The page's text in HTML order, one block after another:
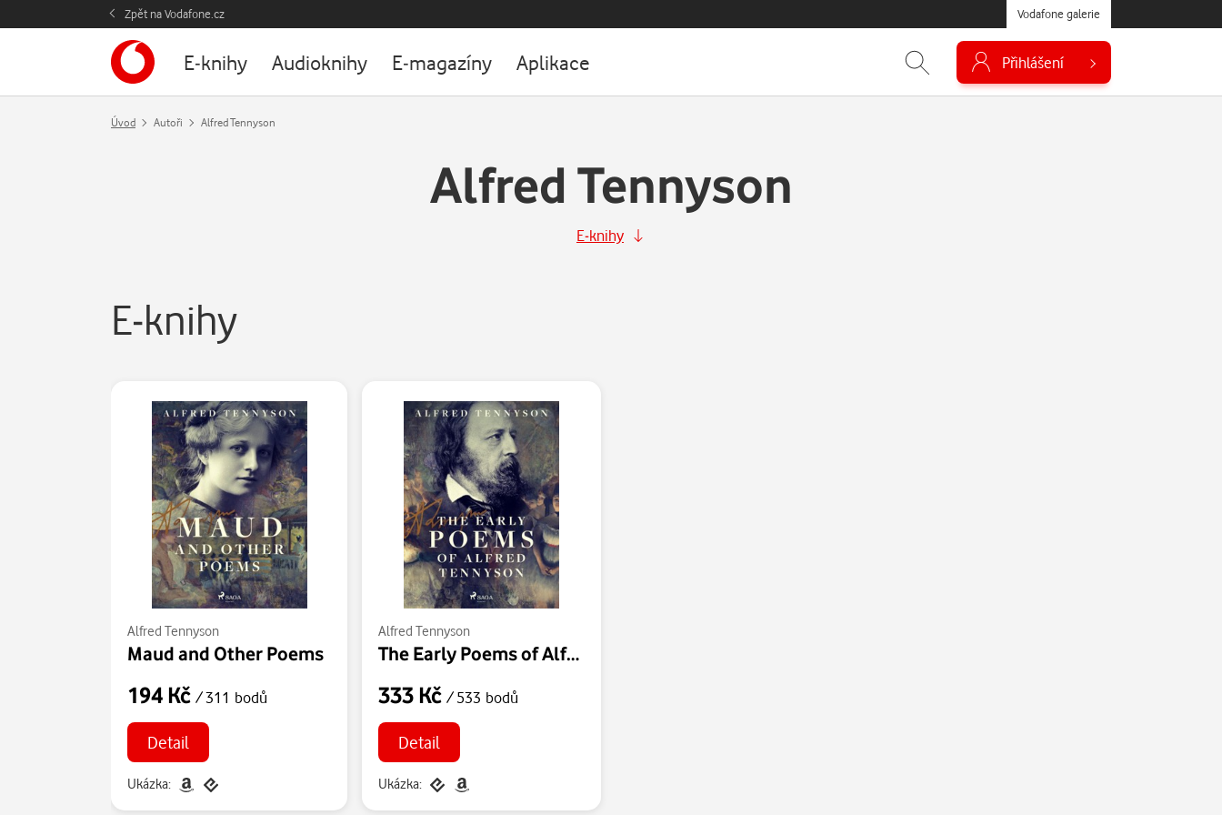
Zpět na Vodafone.cz Vodafone galerie
E-knihy Audioknihy E-magazíny Aplikace Přihlášení
Úvod Autoři Alfred Tennyson
Alfred Tennyson
E-knihy
E-knihy
Alfred Tennyson
Maud and Other Poems
194 Kč / 311 bodů
Detail
Ukázka:
Alfred Tennyson
The Early Poems of Alfred Tennyson
333 Kč / 533 bodů
Detail
Ukázka: